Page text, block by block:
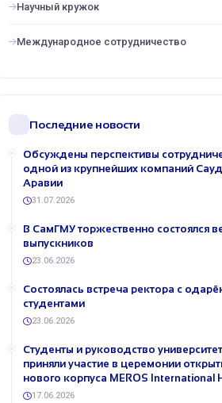
Научный кружок
Международное сотрудничество
Последние новости
Обсуждены перспективы
одной из крупнейших компаний
Аравии
31.07.2026
В СамГМУ торжественно состоялся
выпускников
23.06.2026
Состоялась встреча ректора с
студентами
23.06.2026
Студенты и руководство
приняли участие в церемонии
нового корпуса MEROS International
17.06.2026